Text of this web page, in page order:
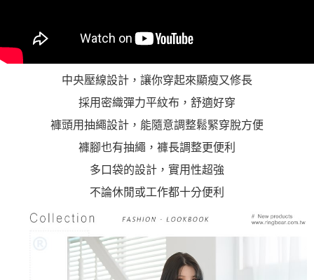
中央壓線設計，讓你穿起來顯瘦又修長
採用密織彈力平紋布，舒適好穿
褲頭用抽繩設計，能隨意調整鬆緊穿脫方便
褲腳也有抽繩，褲長調整更便利
多口袋的設計，實用性超強
不論休閒或工作都十分便利